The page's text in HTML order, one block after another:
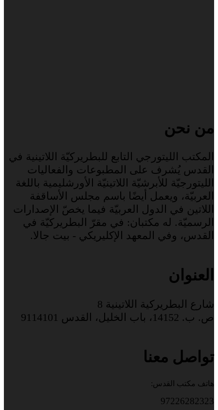
من نحن
المكتب الليتورجي التابع للبطريركيّة اللاتينية في
القدس يُشرف على المطبوعات والفعاليات
الليتورجيّة للأبرشيّة اللاتينيّة الأورشليمية باللغة
العربيّة، ويعمل أيضًا باسم مجلس الأساقفة
اللاتين في الدول العربيّة فيما يخصّ الإصدارات
الرسميّة. له مكتبان: في مقرّ البطريركيّة في
القدس، وفي المعهد الإكليريكي - بيت جالا.
العنوان
شارع البطريركية اللاتينية 8
ص. ب. 14152، باب الخليل، القدس 9114101
تواصل معنا
هاتف مكتب القدس:
97226282323